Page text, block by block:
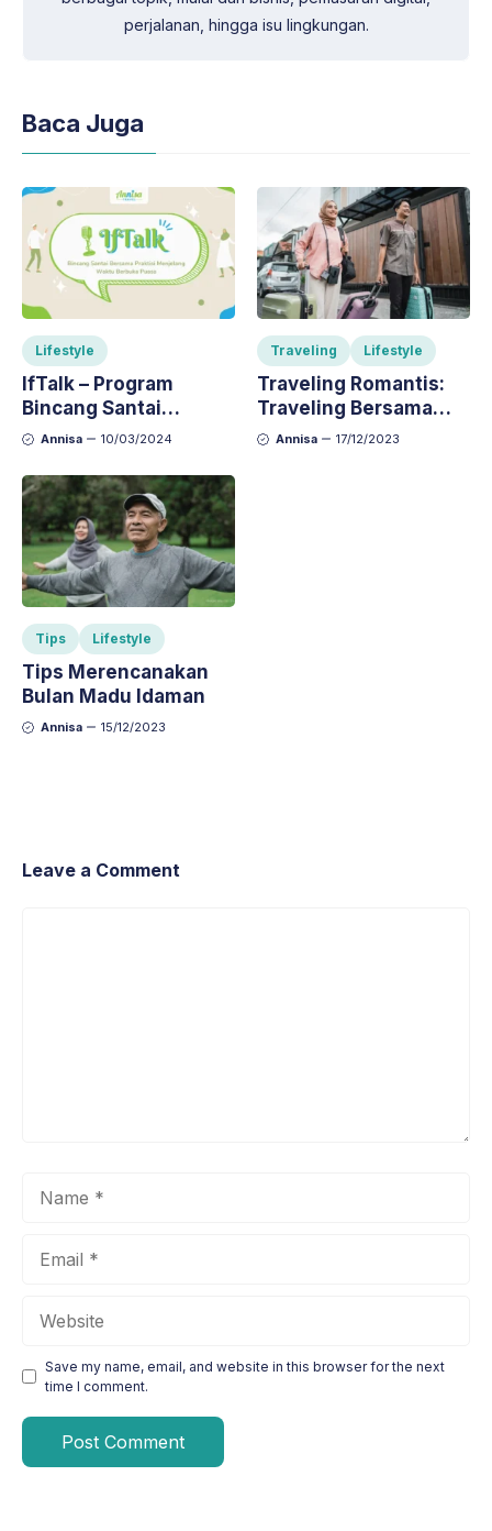
perjalanan, hingga isu lingkungan.
Baca Juga
Lifestyle
IfTalk – Program
Bincang Santai
Bersama Praktisi
Berbuka Puasa
Annisa 10/03/2024
Traveling Lifestyle
Traveling Romantis:
Traveling Bersama
Pasangan Bisa
Annisa 17/12/2023
Tips Lifestyle
Tips Merencanakan
Bulan Madu Idaman
Annisa 15/12/2023
Leave a Comment
Save my name, email, and website in this browser for the next
time I comment.